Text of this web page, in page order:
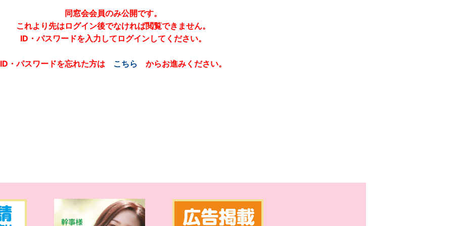
同窓会会員のみ公開です。
これより先はログイン後でなければ閲覧できません。
ID・パスワードを入力してログインしてください。
ID・パスワードを忘れた方は こちら からお進みください。